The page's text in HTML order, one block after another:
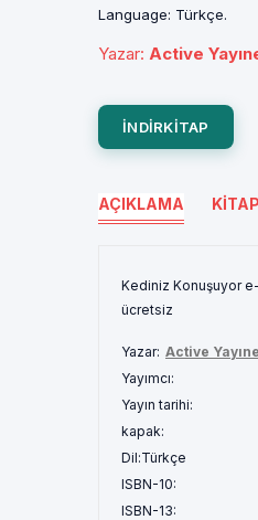
Language: Türkçe.
Yazar: Active
INDIRKITAP
AÇIKLAMA
Kediniz Konuşuyor
ücretsiz
Yazar: Active
Yayımcı:
Yayın tarihi:
kapak:
Dil:Türkçe
ISBN-10:
ISBN-13: